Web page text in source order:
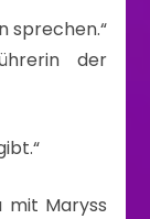
sprechen.“
der
mit Maryss